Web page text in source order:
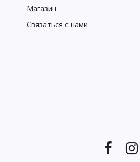
Магазин
Связаться с нами